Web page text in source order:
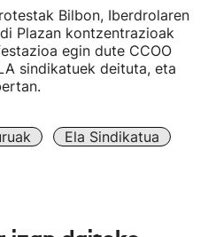
Bilbon, Iberdrolaren
Plazan kontzentrazioak
egin dute CCOO
sindikatuek deituta, eta
Ela Sindikatua